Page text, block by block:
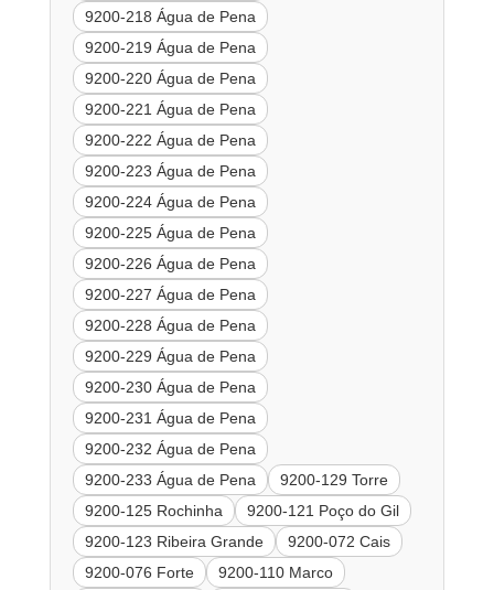
9200-218 Água de Pena
9200-219 Água de Pena
9200-220 Água de Pena
9200-221 Água de Pena
9200-222 Água de Pena
9200-223 Água de Pena
9200-224 Água de Pena
9200-225 Água de Pena
9200-226 Água de Pena
9200-227 Água de Pena
9200-228 Água de Pena
9200-229 Água de Pena
9200-230 Água de Pena
9200-231 Água de Pena
9200-232 Água de Pena
9200-233 Água de Pena
9200-129 Torre
9200-125 Rochinha
9200-121 Poço do Gil
9200-123 Ribeira Grande
9200-072 Cais
9200-076 Forte
9200-110 Marco